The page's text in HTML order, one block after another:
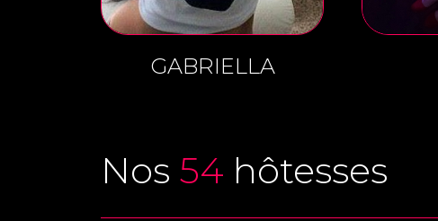
GABRIELLA
Nos 54 hôtesses